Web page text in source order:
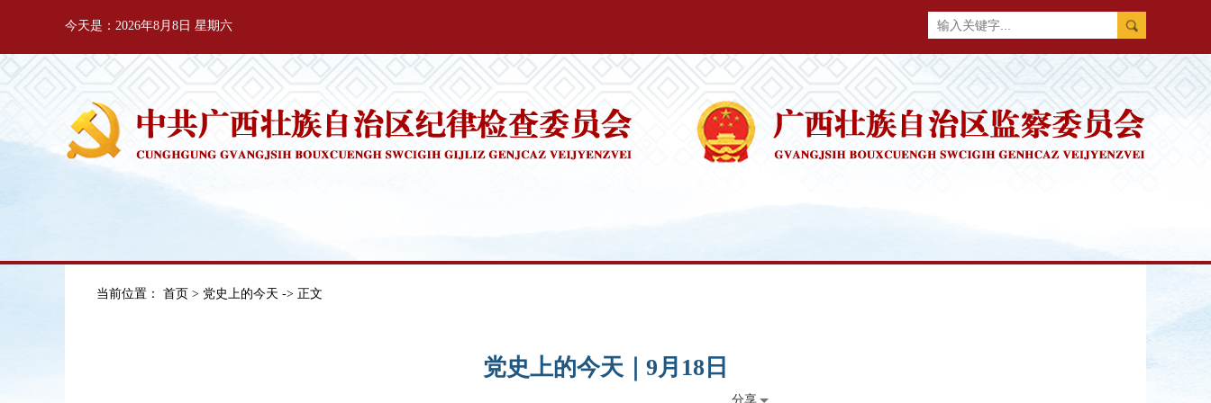
今天是：2026年8月8日 星期六
当前位置： 首页 > 党史上的今天 -> 正文
党史上的今天｜9月18日
分享